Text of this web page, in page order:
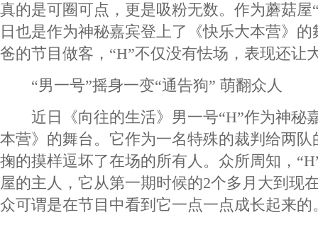
真的是可圈可点，更是吸粉无数。作为蘑菇屋
日也是作为神秘嘉宾登上了《快乐大本营》
爸的节目做客，“H”不仅没有怯场，表现还让
“男一号”摇身一变“通告狗” 萌翻众人
近日《向往的生活》男一号“H”作为神秘
本营》的舞台。它作为一名特殊的裁判给两
掬的摸样逗坏了在场的所有人。众所周知，
屋的主人，它从第一期时候的2个多月大到现
众可谓是在节目中看到它一点一点成长起来的